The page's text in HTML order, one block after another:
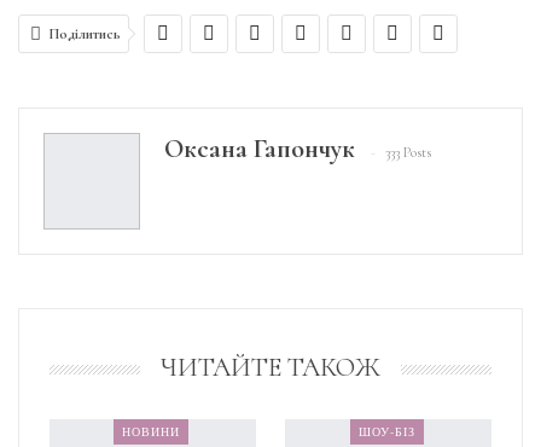
Поділитись
Оксана Гапончук 333 Posts
ЧИТАЙТЕ ТАКОЖ
НОВИНИ ШОУ-БІЗ